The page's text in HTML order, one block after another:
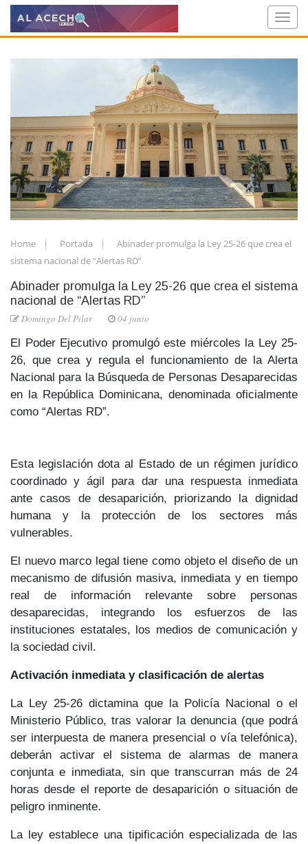
Home Portada
Abinader promulga la Ley 25-26 que crea el
sistema nacional de “Alertas RD”
Abinader promulga la Ley 25-26 que crea el sistema
nacional de “Alertas RD”
Domingo Del Pilar 04 junio
El Poder Ejecutivo promulgó este miércoles la Ley 25-
26, que crea y regula el funcionamiento de la Alerta
Nacional para la Búsqueda de Personas Desaparecidas
en la República Dominicana, denominada oficialmente
como “Alertas RD”.
Esta legislación dota al Estado de un régimen jurídico
coordinado y ágil para dar una respuesta inmediata
ante casos de desaparición, priorizando la dignidad
humana y la protección de los sectores más
vulnerables.
El nuevo marco legal tiene como objeto el diseño de un
mecanismo de difusión masiva, inmediata y en tiempo
real
de información relevante sobre personas
desaparecidas, integrando los esfuerzos de las
instituciones estatales, los medios de comunicación y
la sociedad civil.
Activación inmediata y clasificación de alertas
La Ley 25-26 dictamina que la Policía Nacional o el
Ministerio Público, tras valorar la denuncia (que podrá
ser interpuesta de manera presencial o vía telefónica),
deberán activar el sistema de alarmas
de manera
conjunta e inmediata, sin que transcurran más de 24
horas desde el reporte de desaparición o situación de
peligro inminente.
La ley establece una tipificación especializada de las